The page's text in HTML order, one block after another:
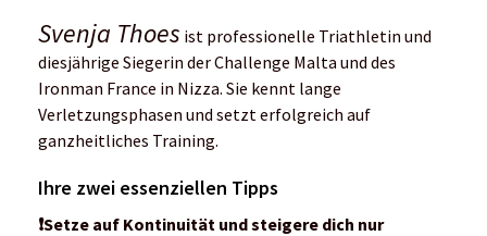
Svenja Thoes ist professionelle Triathletin und
diesjährige Siegerin der Challenge Malta und des
Ironman France in Nizza. Sie kennt lange
Verletzungsphasen und setzt erfolgreich auf
ganzheitliches Training.
Ihre zwei essenziellen Tipps
❗️Setze auf Kontinuität und steigere dich nur